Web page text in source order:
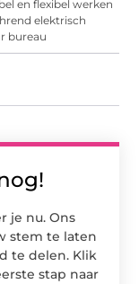
en flexibel werken
elektrisch
bureau
je nu. Ons
stem te laten
te delen. Klik
stap naar